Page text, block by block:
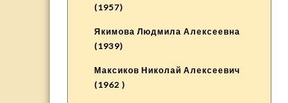
(1957)
Якимова Людмила Алексеевна
(1939)
Максиков Николай Алексеевич
(1962 )